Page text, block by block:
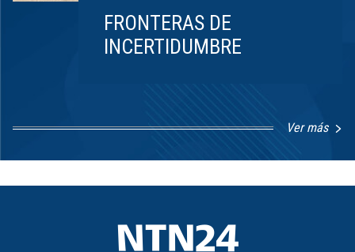
FRONTERAS DE
INCERTIDUMBRE
Ver más
1
8